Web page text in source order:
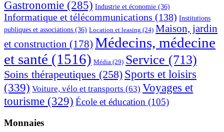
Gastronomie (285) Industrie et économie (36)
Informatique et télécommunications (138) Institutions
publiques et associations (36) Location et leasing (24) Maison, jardin
et construction (178) Médecins, médecine
et santé (1516) Média (29) Service (713)
Soins thérapeutiques (258) Sports et loisirs
(339) Voiture, vélo et transports (63) Voyages et
tourisme (329) École et éducation (105)
Monnaies